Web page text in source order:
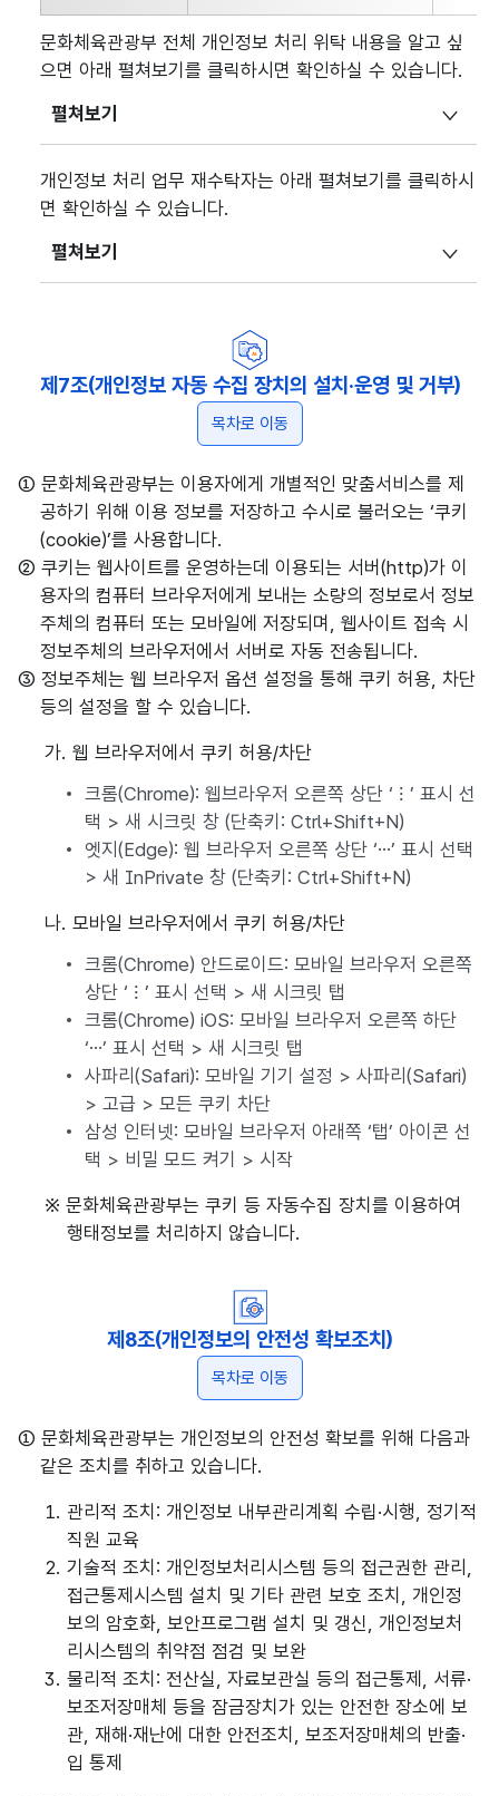
문화체육관광부 전체 개인정보 처리 위탁 내용을 알고 싶
으면 아래 펼쳐보기를 클릭하시면 확인하실 수 있습니다.
펼쳐보기
개인정보 처리 업무 재수탁자는 아래 펼쳐보기를 클릭하시
면 확인하실 수 있습니다.
펼쳐보기
제7조(개인정보 자동 수집 장치의 설치·운영 및 거부)
목차로 이동
① 문화체육관광부는 이용자에게 개별적인 맞춤서비스를 제
공하기 위해 이용 정보를 저장하고 수시로 불러오는 ‘쿠키
(cookie)’를 사용합니다.
② 쿠키는 웹사이트를 운영하는데 이용되는 서버(http)가 이
용자의 컴퓨터 브라우저에게 보내는 소량의 정보로서 정보
주체의 컴퓨터 또는 모바일에 저장되며, 웹사이트 접속 시
정보주체의 브라우저에서 서버로 자동 전송됩니다.
③ 정보주체는 웹 브라우저 옵션 설정을 통해 쿠키 허용, 차단
등의 설정을 할 수 있습니다.
가. 웹 브라우저에서 쿠키 허용/차단
크롬(Chrome): 웹브라우저 오른쪽 상단 ‘ ⁝ ’ 표시 선
택 > 새 시크릿 창 (단축키: Ctrl+Shift+N)
엣지(Edge): 웹 브라우저 오른쪽 상단 ‘…’ 표시 선택
> 새 InPrivate 창 (단축키: Ctrl+Shift+N)
나. 모바일 브라우저에서 쿠키 허용/차단
크롬(Chrome) 안드로이드: 모바일 브라우저 오른쪽
상단 ‘ ⁝ ’ 표시 선택 > 새 시크릿 탭
크롬(Chrome) iOS: 모바일 브라우저 오른쪽 하단
‘…’ 표시 선택 > 새 시크릿 탭
사파리(Safari): 모바일 기기 설정 > 사파리(Safari)
> 고급 > 모든 쿠키 차단
삼성 인터넷: 모바일 브라우저 아래쪽 ‘탭’ 아이콘 선
택 > 비밀 모드 켜기 > 시작
※ 문화체육관광부는 쿠키 등 자동수집 장치를 이용하여
행태정보를 처리하지 않습니다.
제8조(개인정보의 안전성 확보조치)
목차로 이동
① 문화체육관광부는 개인정보의 안전성 확보를 위해 다음과
같은 조치를 취하고 있습니다.
1. 관리적 조치: 개인정보 내부관리계획 수립·시행, 정기적
직원 교육
2. 기술적 조치: 개인정보처리시스템 등의 접근권한 관리,
접근통제시스템 설치 및 기타 관련 보호 조치, 개인정
보의 암호화, 보안프로그램 설치 및 갱신, 개인정보처
리시스템의 취약점 점검 및 보완
3. 물리적 조치: 전산실, 자료보관실 등의 접근통제, 서류·
보조저장매체 등을 잠금장치가 있는 안전한 장소에 보
관, 재해·재난에 대한 안전조치, 보조저장매체의 반출·
입 통제